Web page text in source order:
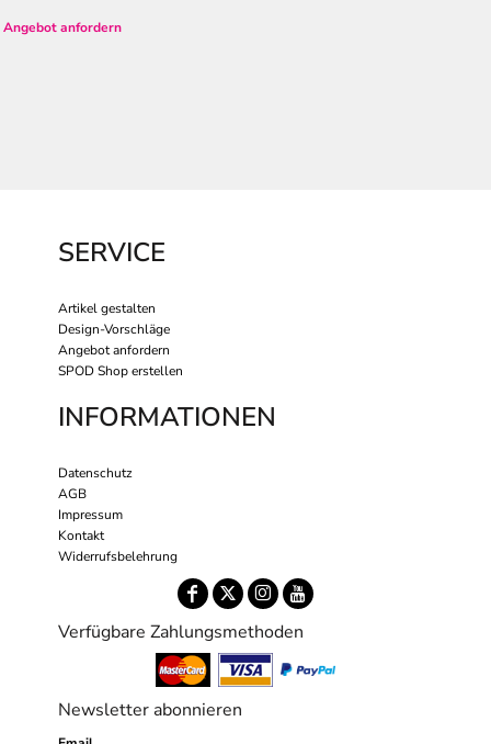
Angebot anfordern
SERVICE
Artikel gestalten
Design-Vorschläge
Angebot anfordern
SPOD Shop erstellen
INFORMATIONEN
Datenschutz
AGB
Impressum
Kontakt
Widerrufsbelehrung
Verfügbare Zahlungsmethoden
Newsletter abonnieren